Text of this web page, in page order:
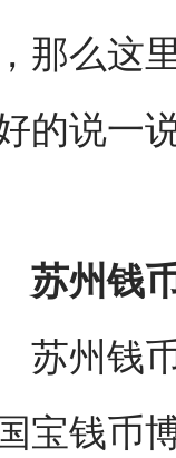
那么这
的说一
苏州钱
州钱币
宝钱币